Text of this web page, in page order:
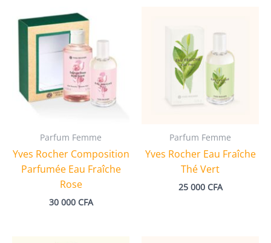
Parfum Femme
Yves Rocher Composition
Parfumée Eau Fraîche
Rose
30 000 CFA
Parfum Femme
Yves Rocher Eau Fraîche
Thé Vert
25 000 CFA